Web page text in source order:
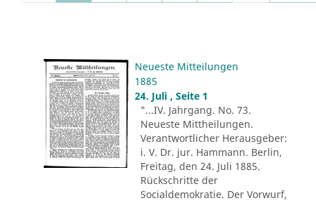
Neueste Mitteilungen
1885
24. Juli , Seite 1
"...IV. Jahrgang. No. 73.
Neueste Mittheilungen.
Verantwortlicher Herausgeber:
i. V. Dr. jur. Hammann. Berlin,
Freitag, den 24. Juli 1885.
Rückschritte der
Socialdemokratie. Der Vorwurf,